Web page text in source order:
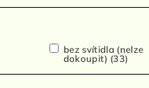
bez svítidla (nelze
dokoupit) (33)